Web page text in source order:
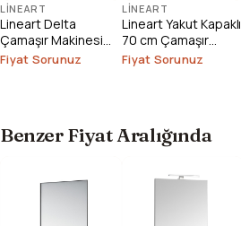
LINEART
Lineart Delta
Çamaşır Makinesi
Dolabı
Fiyat Sorunuz
LINEART
Lineart Yakut Kapaklı
70 cm Çamaşır
Makinesi Dolabı
Fiyat Sorunuz
Benzer Fiyat Aralığında